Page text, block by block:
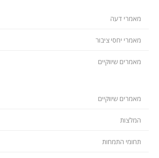
מאמרי דעה
מאמרי יחסי ציבור
מאמרים שיווקיים
מאמרים שיווקיים
המלצות
תחומי התמחות